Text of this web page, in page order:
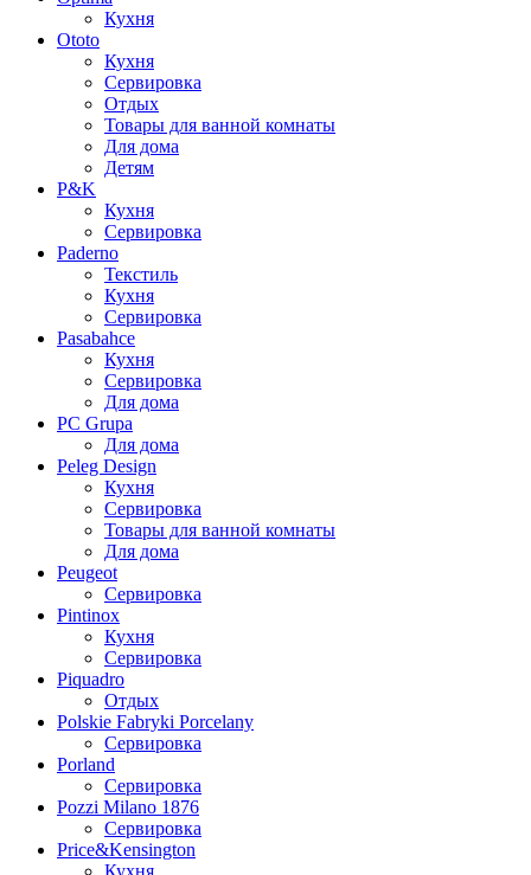
Кухня
Ototo
Кухня
Сервировка
Отдых
Товары для ванной комнаты
Для дома
Детям
P&K
Кухня
Сервировка
Paderno
Текстиль
Кухня
Сервировка
Pasabahce
Кухня
Сервировка
Для дома
PC Grupa
Для дома
Peleg Design
Кухня
Сервировка
Товары для ванной комнаты
Для дома
Peugeot
Сервировка
Pintinox
Кухня
Сервировка
Piquadro
Отдых
Polskie Fabryki Porcelany
Сервировка
Porland
Сервировка
Pozzi Milano 1876
Сервировка
Price&Kensington